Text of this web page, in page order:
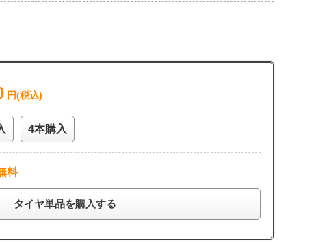
円(税込)
4本購入
料
タイヤ単品を購入する